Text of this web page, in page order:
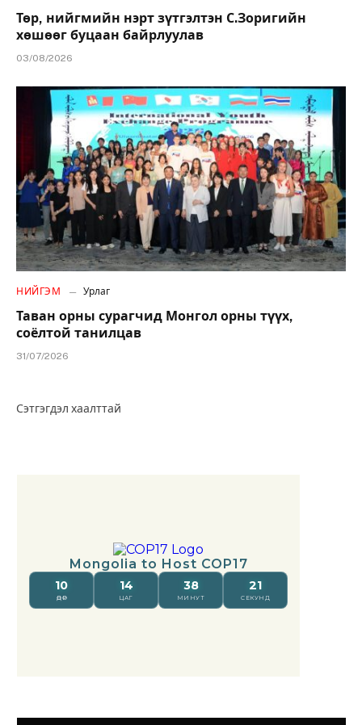
Төр, нийгмийн нэрт зүтгэлтэн С.Зоригийн
хөшөөг буцаан байрлуулав
03/08/2026
НИЙГЭМ Урлаг
Таван орны сурагчид Монгол орны түүх,
соёлтой танилцав
31/07/2026
Сэтгэгдэл хаалттай